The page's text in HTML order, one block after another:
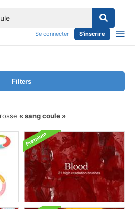
Se connecter S'inscrire
Filters
sang coule